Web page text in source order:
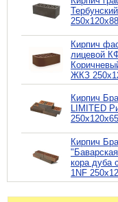
250х120х88
Кирпич
лицевой
ЖКЗ
Кирпич
LIMITED
250х120х65
Кирпич
кора дуба
1NF